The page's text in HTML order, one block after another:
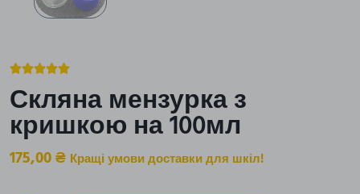

Скляна мензурка з
кришкою на 100мл
175,00₴ Кращі умови доставки для шкіл!